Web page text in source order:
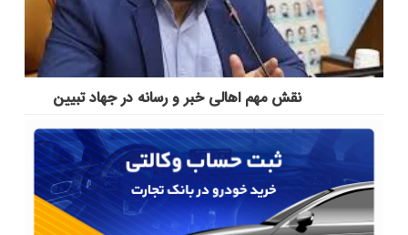
نقش مهم اهالی خبر و رسانه در جهاد تبیین